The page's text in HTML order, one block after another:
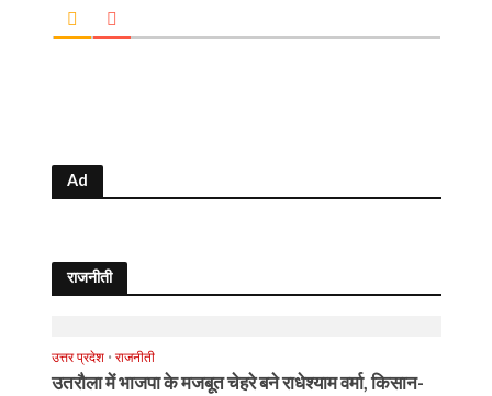
Ad
राजनीती
उत्तर प्रदेश • राजनीती
उतरौला में भाजपा के मजबूत चेहरे बने राधेश्याम वर्मा, किसान-